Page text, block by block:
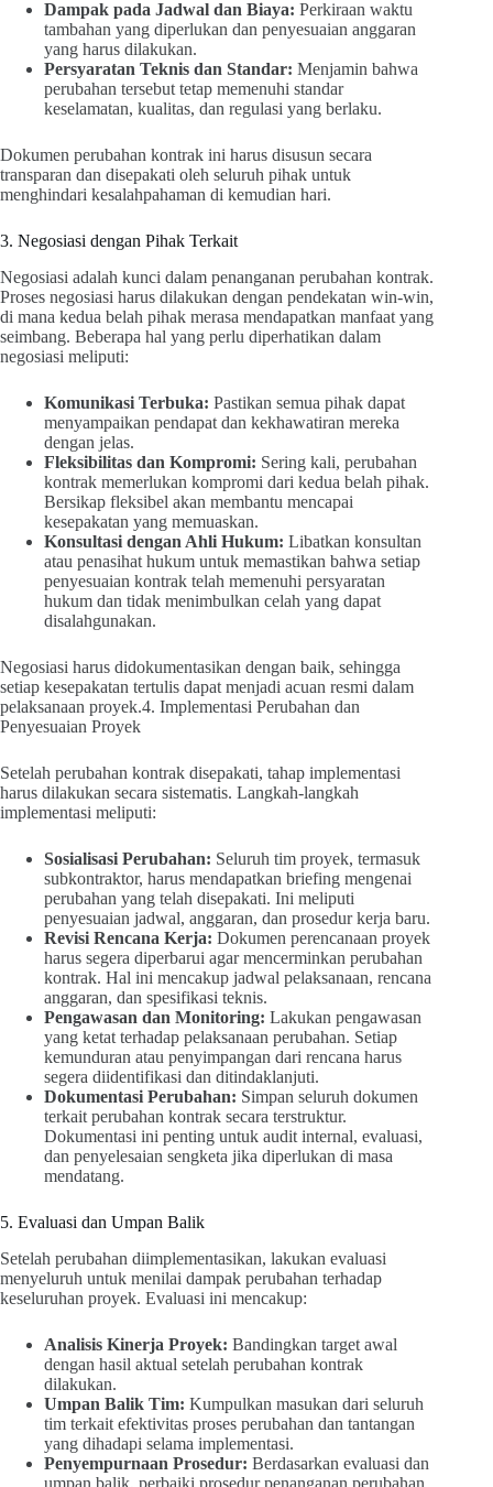
Dampak pada Jadwal dan Biaya: Perkiraan waktu
tambahan yang diperlukan dan penyesuaian anggaran
yang harus dilakukan.
Persyaratan Teknis dan Standar: Menjamin bahwa
perubahan tersebut tetap memenuhi standar
keselamatan, kualitas, dan regulasi yang berlaku.
Dokumen perubahan kontrak ini harus disusun secara
transparan dan disepakati oleh seluruh pihak untuk
menghindari kesalahpahaman di kemudian hari.
3. Negosiasi dengan Pihak Terkait
Negosiasi adalah kunci dalam penanganan perubahan kontrak.
Proses negosiasi harus dilakukan dengan pendekatan win-win,
di mana kedua belah pihak merasa mendapatkan manfaat yang
seimbang. Beberapa hal yang perlu diperhatikan dalam
negosiasi meliputi:
Komunikasi Terbuka: Pastikan semua pihak dapat
menyampaikan pendapat dan kekhawatiran mereka
dengan jelas.
Fleksibilitas dan Kompromi: Sering kali, perubahan
kontrak memerlukan kompromi dari kedua belah pihak.
Bersikap fleksibel akan membantu mencapai
kesepakatan yang memuaskan.
Konsultasi dengan Ahli Hukum: Libatkan konsultan
atau penasihat hukum untuk memastikan bahwa setiap
penyesuaian kontrak telah memenuhi persyaratan
hukum dan tidak menimbulkan celah yang dapat
disalahgunakan.
Negosiasi harus didokumentasikan dengan baik, sehingga
setiap kesepakatan tertulis dapat menjadi acuan resmi dalam
pelaksanaan proyek.4. Implementasi Perubahan dan
Penyesuaian Proyek
Setelah perubahan kontrak disepakati, tahap implementasi
harus dilakukan secara sistematis. Langkah-langkah
implementasi meliputi:
Sosialisasi Perubahan: Seluruh tim proyek, termasuk
subkontraktor, harus mendapatkan briefing mengenai
perubahan yang telah disepakati. Ini meliputi
penyesuaian jadwal, anggaran, dan prosedur kerja baru.
Revisi Rencana Kerja: Dokumen perencanaan proyek
harus segera diperbarui agar mencerminkan perubahan
kontrak. Hal ini mencakup jadwal pelaksanaan, rencana
anggaran, dan spesifikasi teknis.
Pengawasan dan Monitoring: Lakukan pengawasan
yang ketat terhadap pelaksanaan perubahan. Setiap
kemunduran atau penyimpangan dari rencana harus
segera diidentifikasi dan ditindaklanjuti.
Dokumentasi Perubahan: Simpan seluruh dokumen
terkait perubahan kontrak secara terstruktur.
Dokumentasi ini penting untuk audit internal, evaluasi,
dan penyelesaian sengketa jika diperlukan di masa
mendatang.
5. Evaluasi dan Umpan Balik
Setelah perubahan diimplementasikan, lakukan evaluasi
menyeluruh untuk menilai dampak perubahan terhadap
keseluruhan proyek. Evaluasi ini mencakup:
Analisis Kinerja Proyek: Bandingkan target awal
dengan hasil aktual setelah perubahan kontrak
dilakukan.
Umpan Balik Tim: Kumpulkan masukan dari seluruh
tim terkait efektivitas proses perubahan dan tantangan
yang dihadapi selama implementasi.
Penyempurnaan Prosedur: Berdasarkan evaluasi dan
umpan balik, perbaiki prosedur penanganan perubahan